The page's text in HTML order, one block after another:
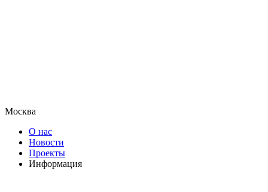
Москва
О нас
Новости
Проекты
Информация